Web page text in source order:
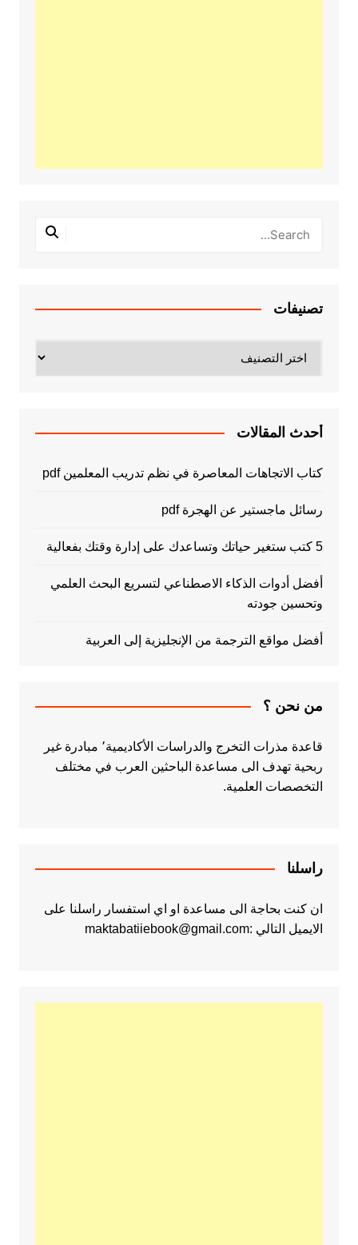
تصنيفات
أحدث المقالات
كتاب الاتجاهات المعاصرة في نظم تدريب المعلمين pdf
رسائل ماجستير عن الهجرة pdf
5 كتب ستغير حياتك وتساعدك على إدارة وقتك بفعالية
أفضل أدوات الذكاء الاصطناعي لتسريع البحث العلمي
وتحسين جودته
أفضل مواقع الترجمة من الإنجليزية إلى العربية
من نحن ؟
قاعدة مذرات التخرج والدراسات الأكاديمية٬ مبادرة غير
ربحية تهدف الى مساعدة الباحثين العرب في مختلف
التخصصات العلمية.
راسلنا
ان كنت بحاجة الى مساعدة او اي استفسار راسلنا على
الايميل التالي :maktabatiiebook@gmail.com